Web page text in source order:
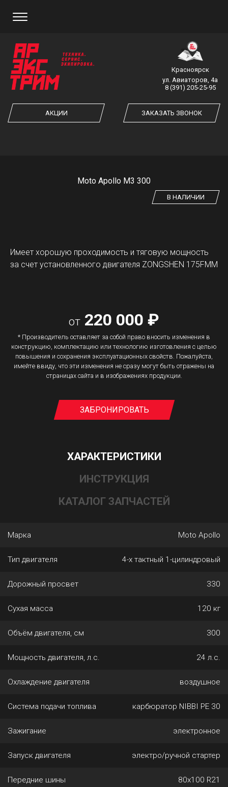
АКЦИИ
Красноярск
ул. Авиаторов, 4а
8 (391) 205-25-95
ЗАКАЗАТЬ ЗВОНОК
ЗАКАЗ ОБРАТНОГО ЗВОНКА
ЗАКАЗАТЬ ЗВОНОК
Moto Apollo M3 300
Имеет хорошую проходимость и тяговую мощность
за счет установленного двигателя ZONGSHEN 175FMM
от 220 000 ₽
* Производитель оставляет за собой право вносить изменения в
конструкцию, комплектацию или технологию изготовления с целью
повышения и сохранения эксплуатационных свойств. Пожалуйста,
имейте ввиду, что эти изменения не сразу могут быть отражены на
страницах сайта и в изображениях продукции.
ЗАБРОНИРОВАТЬ
В НАЛИЧИИ
ХАРАКТЕРИСТИКИ
ИНСТРУКЦИЯ
КАТАЛОГ ЗАПЧАСТЕЙ
Марка Moto Apollo
Тип двигателя 4-х тактный 1-цилиндровый
Дорожный просвет 330
Сухая масса 120 кг
Объём двигателя, см 300
Мощность двигателя, л.с. 24 л.с.
Охлаждение двигателя воздушное
Система подачи топлива карбюратор NIBBI PE 30
Зажигание электронное
Запуск двигателя электро/ручной стартер
Передние шины 80х100 R21